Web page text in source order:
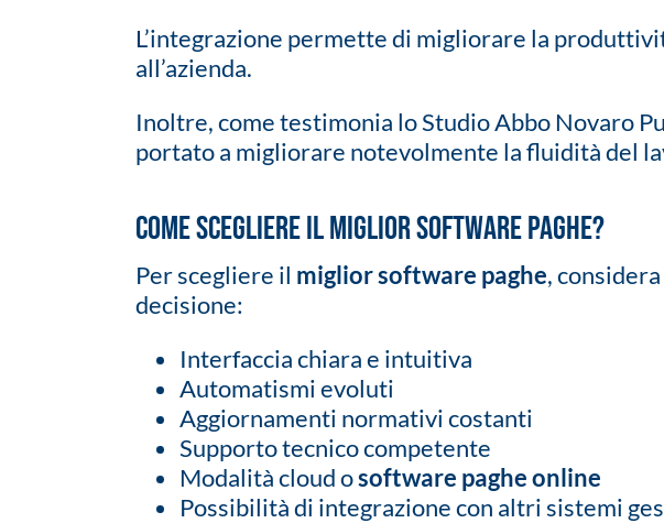
L’integrazione permette di migliorare la
all’azienda.
Inoltre, come testimonia lo Studio Abbo Novaro
portato a migliorare notevolmente la fluidità del
Come scegliere il miglior software paghe?
Per scegliere il miglior software paghe,
decisione:
Interfaccia chiara e intuitiva
Automatismi evoluti
Aggiornamenti normativi costanti
Supporto tecnico competente
Modalità cloud osoftware paghe online
Possibilità di integrazione con altri sistemi